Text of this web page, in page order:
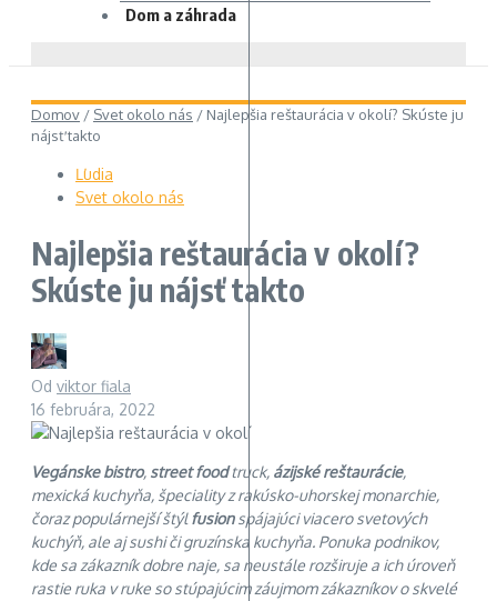
Dom a záhrada
Domov / Svet okolo nás / Najlepšia reštaurácia v okolí? Skúste ju
nájsť takto
Ľudia
Svet okolo nás
Najlepšia reštaurácia v okolí?
Skúste ju nájsť takto
Od viktor fiala
16 februára, 2022
Vegánske bistro, street foodtruck, ázijské reštaurácie,
mexická kuchyňa, špeciality z rakúsko-uhorskej monarchie,
čoraz populárnejší štýlfusionspájajúci viacero svetových
kuchýň, ale aj sushi či gruzínska kuchyňa. Ponuka podnikov,
kde sa zákazník dobre naje, sa neustále rozširuje a ich úroveň
rastie ruka v ruke so stúpajúcim záujmom zákazníkov o skvelé